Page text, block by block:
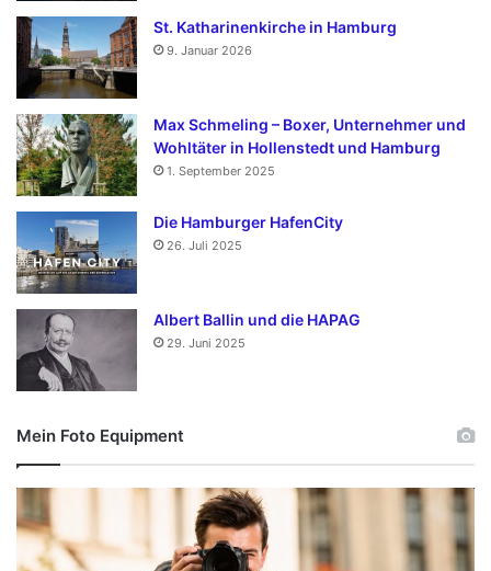
St. Katharinenkirche in Hamburg
9. Januar 2026
Max Schmeling – Boxer, Unternehmer und
Wohltäter in Hollenstedt und Hamburg
1. September 2025
Die Hamburger HafenCity
26. Juli 2025
Albert Ballin und die HAPAG
29. Juni 2025
Mein Foto Equipment